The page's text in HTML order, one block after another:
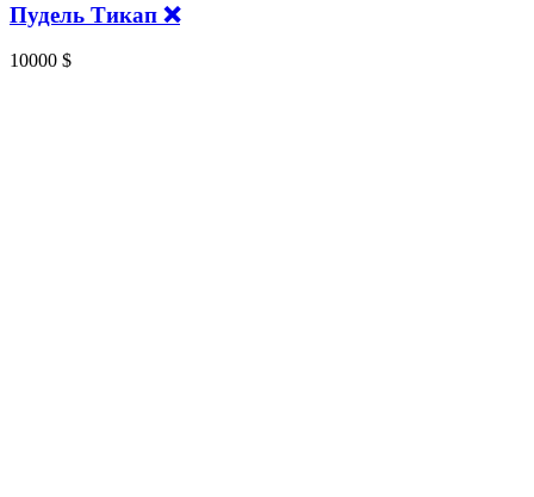
Пудель Тикап ❌️
10000 $